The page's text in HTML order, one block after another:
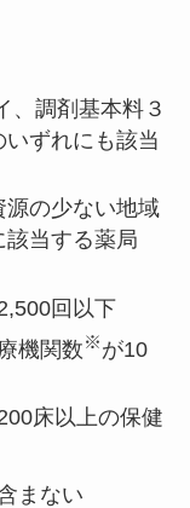
、調剤基本料３
ずれにも該当
源の少ない地域
当する薬局
回以下
機関数※が10
床以上の保健
まない